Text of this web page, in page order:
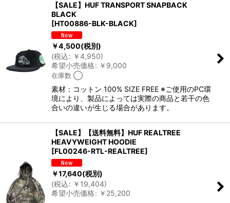
【SALE】HUF TRANSPORT SNAPBACK
BLACK
[HT00886-BLK-BLACK]
￥4,500(税別)
(税込: ￥4,950)
希望小売価格: ￥ 9,000
在庫数 ◯
素材：コットン 100% SIZE FREE ※ご使用のPC環
境により、製品によっては実際の商品と若干の色
合いの違いが生じる場合があります。
【SALE】【送料無料】HUF REALTREE
HEAVYWEIGHT HOODIE
[FL00246-RTL-REALTREE]
￥17,640(税別)
(税込: ￥ 19,404)
希望小売価格: ￥ 25,200